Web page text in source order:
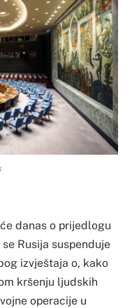
danas o prijedlogu
Rusija suspenduje
izvještaja o, kako
kršenju ljudskih
operacije u